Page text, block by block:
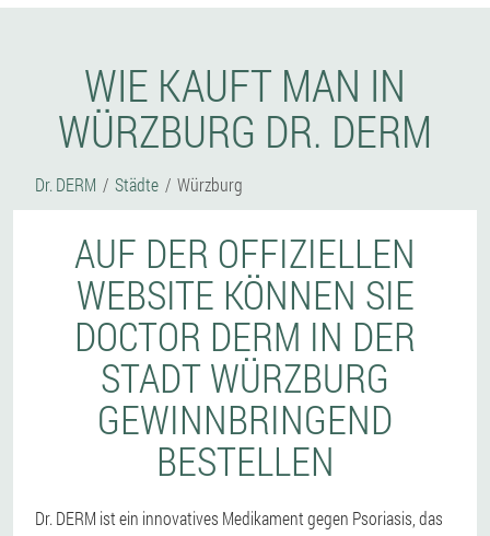
WIE KAUFT MAN IN
WÜRZBURG DR. DERM
Dr. DERM Städte Würzburg
AUF DER OFFIZIELLEN
WEBSITE KÖNNEN SIE
DOCTOR DERM IN DER
STADT WÜRZBURG
GEWINNBRINGEND
BESTELLEN
Dr. DERM ist ein innovatives Medikament gegen Psoriasis, das